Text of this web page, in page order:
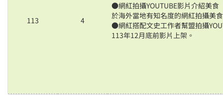
113 4
●網紅拍攝YOUTUBE影片介紹美食
於海外當地有知名度的網紅拍攝美
●網紅搭配文史工作者幫盟拍攝
113年12月底前影片上架。